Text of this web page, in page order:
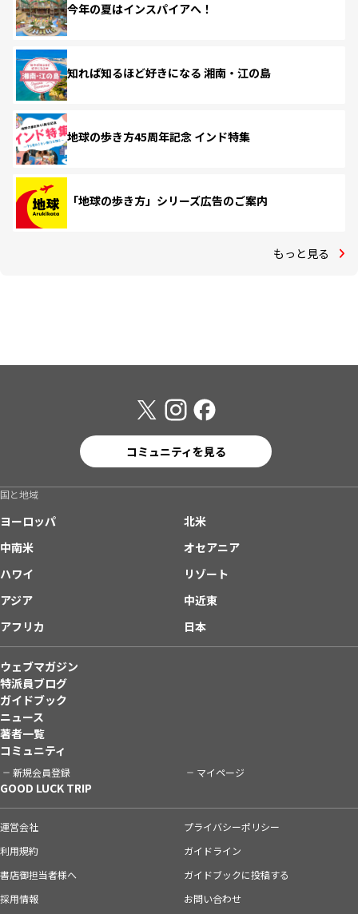
今年の夏はインスパイアへ！
知れば知るほど好きになる 湘南・江の島
地球の歩き方45周年記念 インド特集
「地球の歩き方」シリーズ広告のご案内
もっと見る
コミュニティを見る
国と地域
ヨーロッパ
北米
中南米
オセアニア
ハワイ
リゾート
アジア
中近東
アフリカ
日本
ウェブマガジン
特派員ブログ
ガイドブック
ニュース
著者一覧
コミュニティ
新規会員登録 マイページ
GOOD LUCK TRIP
運営会社
プライバシーポリシー
利用規約
ガイドライン
書店御担当者様へ
ガイドブックに投稿する
採用情報
お問い合わせ